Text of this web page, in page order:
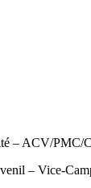
– ACV/PMC/
– Vice-